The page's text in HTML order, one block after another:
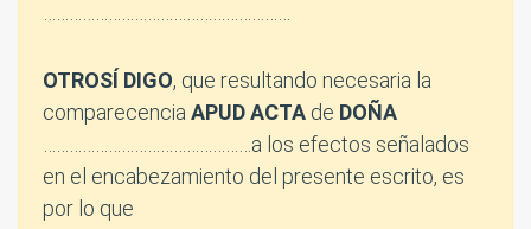
OTROSÍ DIGO, que resultando necesaria la
comparecencia APUD ACTA de DOÑA
…………………………………………a los efectos señalados
en el encabezamiento del presente escrito, es
por lo que